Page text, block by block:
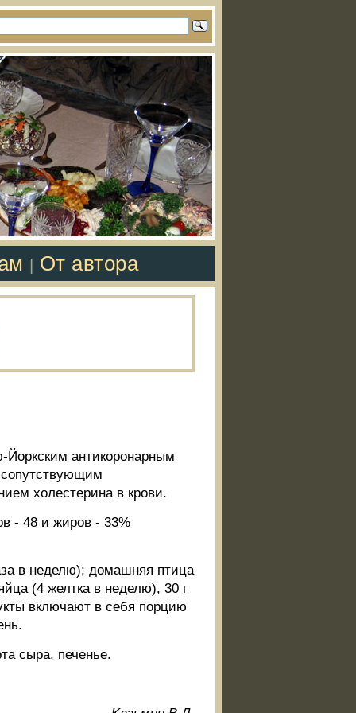
От автора
Йоркским антикоронарным
холестерина в крови.
- 48 и жиров - 33%
в неделю); домашняя птица
(4 желтка в неделю), 30 г
включают в себя порцию
сыра, печенье.